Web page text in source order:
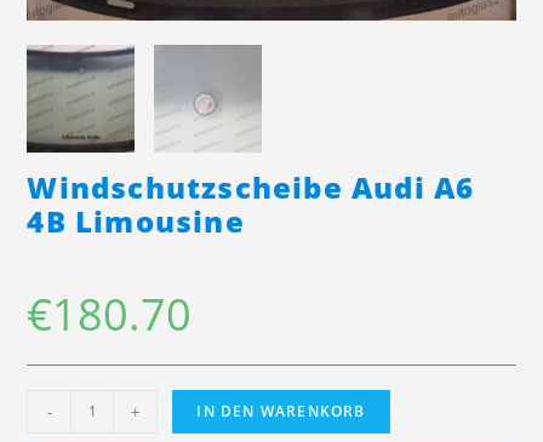
Windschutzscheibe Audi A6
4B Limousine
€180.70
Windschutzscheibe
Audi
- + IN DEN WARENKORB